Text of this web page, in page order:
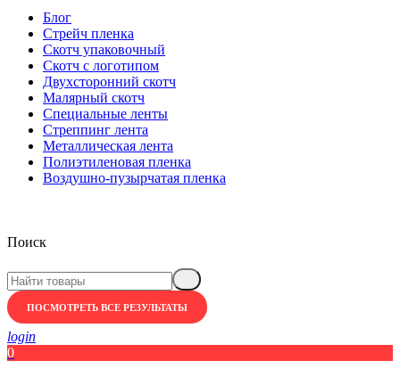
Блог
Стрейч пленка
Скотч упаковочный
Скотч с логотипом
Двухсторонний скотч
Малярный скотч
Специальные ленты
Стреппинг лента
Металлическая лента
Полиэтиленовая пленка
Воздушно-пузырчатая пленка
Поиск
ПОСМОТРЕТЬ ВСЕ РЕЗУЛЬТАТЫ
login
0